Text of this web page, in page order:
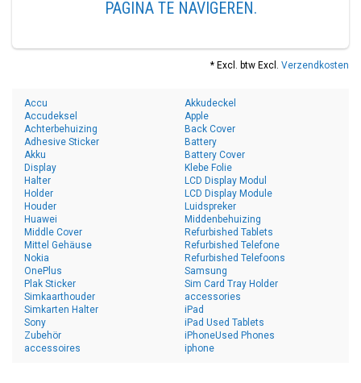
PAGINA TE NAVIGEREN.
* Excl. btw Excl. Verzendkosten
Accu
Accudeksel
Achterbehuizing
Adhesive Sticker
Akku
Akkudeckel
Apple
Back Cover
Battery
Battery Cover
Display
Halter
Holder
Houder
Huawei
Klebe Folie
LCD Display Modul
LCD Display Module
Luidspreker
Middenbehuizing
Middle Cover
Mittel Gehäuse
Nokia
OnePlus
Plak Sticker
Refurbished Tablets
Refurbished Telefone
Refurbished Telefoons
Samsung
Sim Card Tray Holder
Simkaarthouder
Simkarten Halter
Sony
Zubehör
accessoires
accessories
iPad
iPad Used Tablets
iPhoneUsed Phones
iphone